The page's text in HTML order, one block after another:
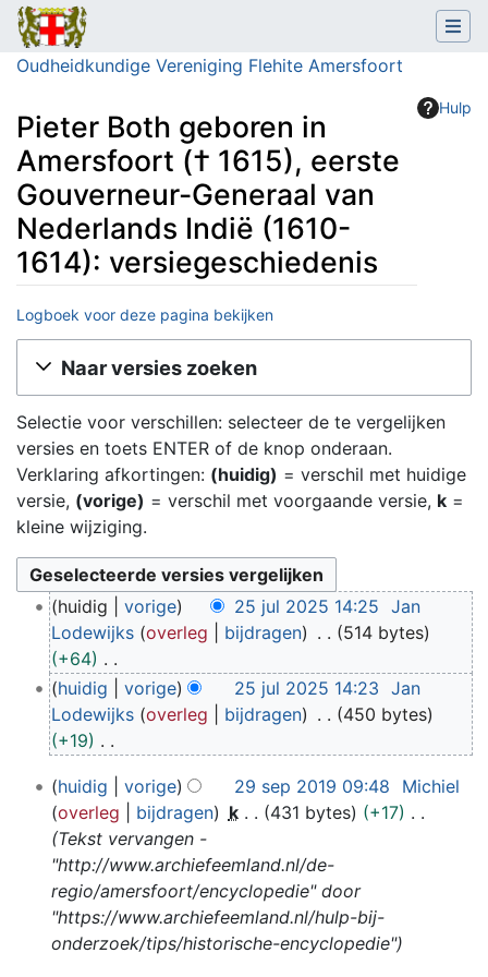
Oudheidkundige Vereniging Flehite Amersfoort
Hulp
Pieter Both geboren in
Amersfoort († 1615), eerste
Gouverneur-Generaal van
Nederlands Indië (1610-
1614): versiegeschiedenis
Logboek voor deze pagina bekijken
Ga naar:navigatie,zoeken
Naar versies zoeken
Selectie voor verschillen: selecteer de te vergelijken
versies en toets ENTER of de knop onderaan.
Verklaring afkortingen: (huidig) = verschil met huidige
versie, (vorige) = verschil met voorgaande versie, k =
kleine wijziging.
huidig vorige 25 jul 2025 14:25 Jan
Lodewijks overleg bijdragen
514 bytes
+64
G
e
e
n
b
e
w
e
r
k
i
huidig vorige 25 jul 2025 14:23 Jan
Lodewijks overleg bijdragen
450 bytes
+19
e
e
n
b
e
w
e
huidig vorige 29 sep 2019 09:48
Michiel
overleg
bijdragen k 431 bytes
+17
Tekst vervangen -
"http://www.archiefeemland.nl/de-
regio/amersfoort/encyclopedie" door
"https://www.archiefeemland.nl/hulp-bij-
onderzoek/tips/historische-encyclopedie"